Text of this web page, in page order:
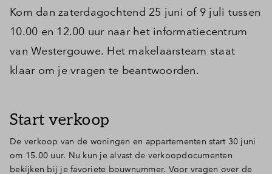
Kom dan zaterdagochtend 25 juni of 9 juli tussen
10.00 en 12.00 uur naar het informatiecentrum
van Westergouwe. Het makelaarsteam staat
klaar om je vragen te beantwoorden.
Start verkoop
De verkoop van de woningen en appartementen start 30 juni
om 15.00 uur. Nu kun je alvast de verkoopdocumenten
bekijken bij je favoriete bouwnummer. Voor vragen over de